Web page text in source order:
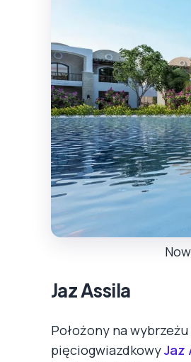
Jaz Assila
Położony na
pięciogwiazdkowyJaz